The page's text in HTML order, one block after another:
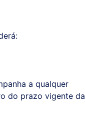
a qualquer
do prazo vigente da